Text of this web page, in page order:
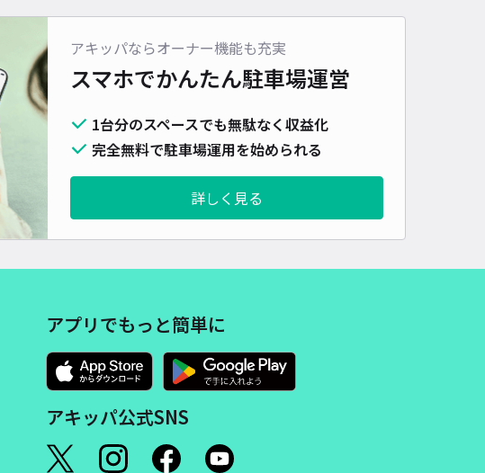
アキッパならオーナー機能も充実
スマホでかんたん駐車場運営
1台分のスペースでも無駄なく収益化
完全無料で駐車場運用を始められる
詳しく見る
アプリでもっと簡単に
アキッパ公式SNS